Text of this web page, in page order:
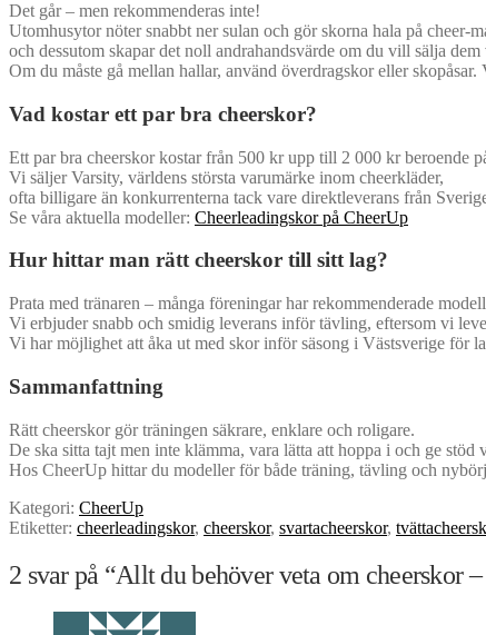
Det går – men rekommenderas inte!
Utomhusytor nöter snabbt ner sulan och gör skorna hala på cheer-
och dessutom skapar det noll andrahandsvärde om du vill sälja dem
Om du måste gå mellan hallar, använd överdragskor eller
Vad kostar ett par bra cheerskor?
Ett par bra cheerskor kostar från 500 kr upp till 2 000 kr beroende
Vi säljer Varsity, världens största varumärke inom cheerkläder,
ofta billigare än konkurrenterna tack vare direktleverans från
Se våra aktuella modeller: Cheerleadingskor på CheerUp
Hur hittar man rätt cheerskor till sitt lag?
Prata med tränaren – många föreningar har rekommenderade
Vi erbjuder snabb och smidig leverans inför tävling, eftersom vi
Vi har möjlighet att åka ut med skor inför säsong i Västsverige för
Sammanfattning
Rätt cheerskor gör träningen säkrare, enklare och roligare.
De ska sitta tajt men inte klämma, vara lätta att hoppa i och ge stöd
Hos CheerUp hittar du modeller för både träning, tävling och
Kategori: CheerUp
Etiketter: cheerleadingskor, cheerskor, svartacheerskor,
2 svar på “Allt du behöver veta om cheerskor